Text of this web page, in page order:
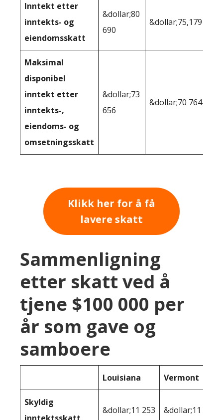
Inntekt etter
inntekts- og
eiendomsskatt
&dollar;80
690
&dollar;75,179
Maksimal
disponibel
inntekt etter
inntekts-,
eiendoms- og
omsetningsskatt
&dollar;73
656
&dollar;70 764
Klikk her for å få
lavere skatt
Sammenligning
etter skatt ved å
tjene $100 000 per
år som gave og
samboere
Louisiana Vermont
Skyldig
&dollar;11 253 &dollar;11 445